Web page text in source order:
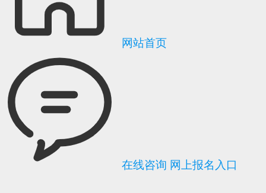
网站首页
在线咨询 网上报名入口